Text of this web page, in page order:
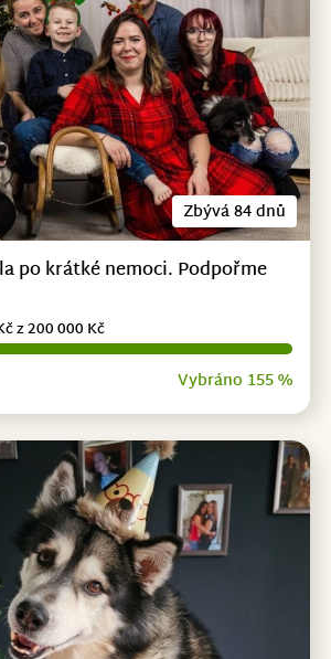
Zbývá 84 dnů
po krátké nemoci. Podpořme
Vybráno 155 %
z 200 000 Kč